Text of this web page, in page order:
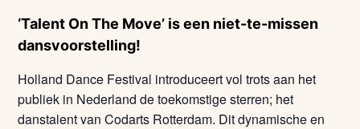
‘Talent On The Move’ is een niet-te-missen
dansvoorstelling!
Holland Dance Festival introduceert vol trots aan het
publiek in Nederland de toekomstige sterren; het
danstalent van Codarts Rotterdam. Dit dynamische en